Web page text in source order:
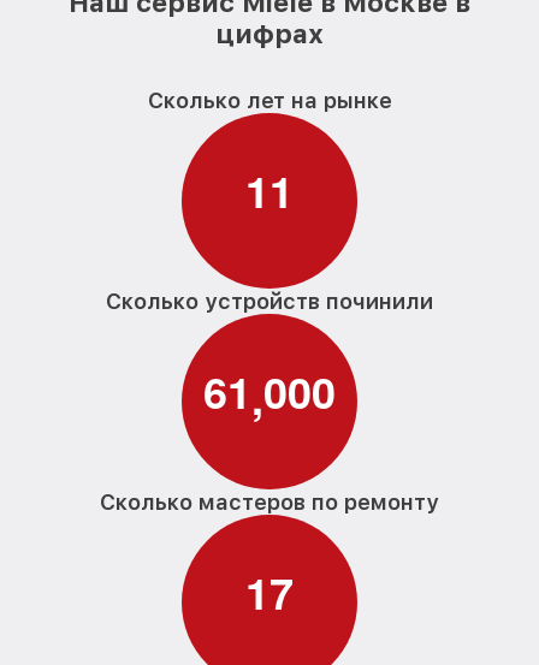
Замена двигателя вытяжки Miele от 1990₽
цифрах
Сколько лет на рынке
11
Сколько устройств починили
61,000
Сколько мастеров по ремонту
17